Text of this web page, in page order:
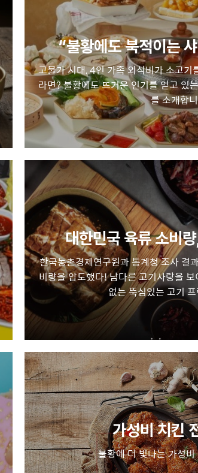
“불황에도 북적이는
고물가 시대, 4인 가족 외식비가 소고
라면? 불황에도 뜨거운 인기를 얻고 있
를 소개합
대한민국 육류 소비
한국농촌경제연구원과 통계청 조사 결
비량을 압도했다! 남다른 고기사랑을
없는 뚝심있는 고기
가성비 치킨
불황에 더 빛나는 가성